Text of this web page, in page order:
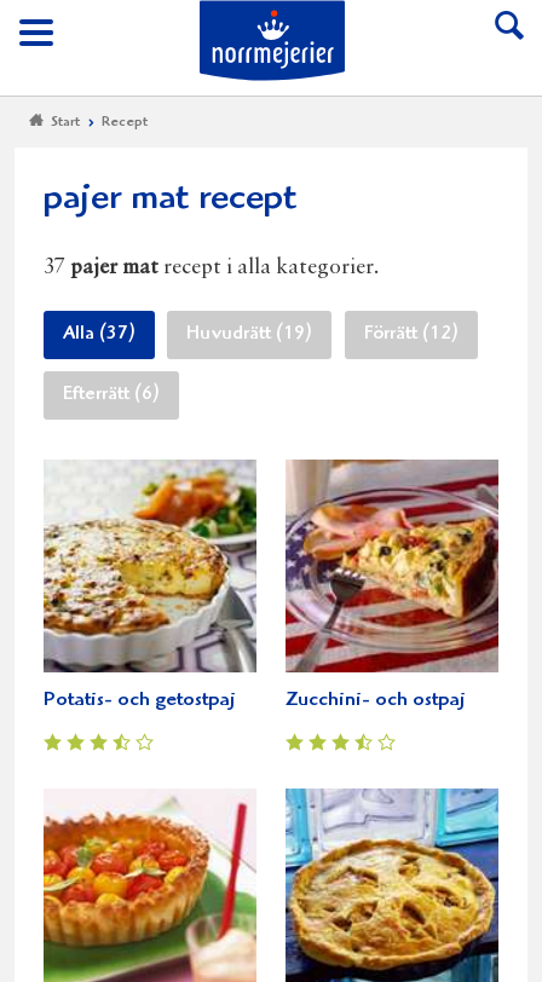
Meny
Till Norrmejerier
Start Recept
pajer mat recept
37 pajer mat recept i alla kategorier.
Alla (37) Huvudrätt (19) Förrätt (12)
Efterrätt (6)
Potatis- och getostpaj Zucchini- och ostpaj